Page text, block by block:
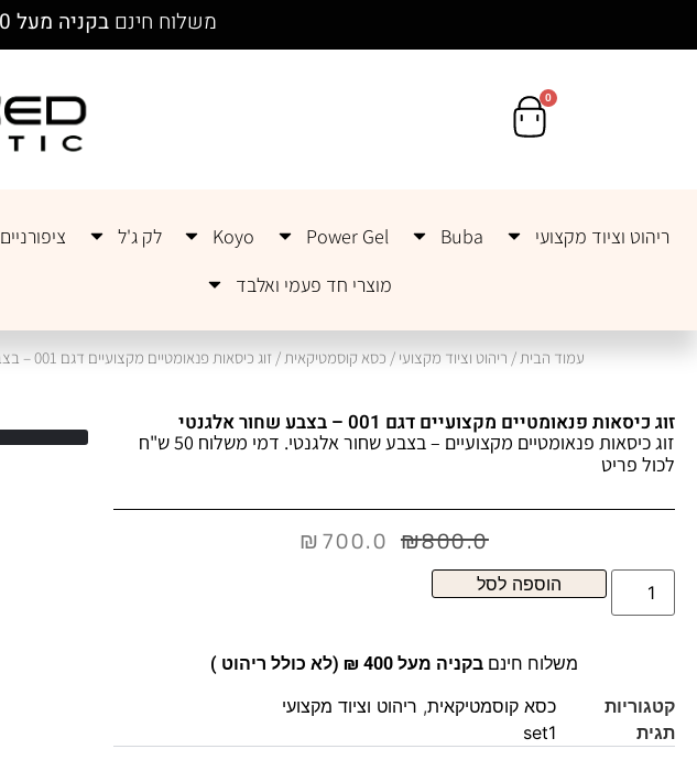
משלוח חינם בקניה מעל 400 ₪ (לא כולל ריהוט )
0
ריהוט וציוד מקצועי Buba
Power Gel
Koyo לק ג'ל ציפורניים
מוצרי חד פעמי ואלבד
עמוד הבית/ ריהוט וציוד מקצועי / כסא קוסמטיקאית/ זוג כיסאות פנאומטיים מקצועיים דגם 001 – בצבע שחור אלגנטי
זוג כיסאות פנאומטיים מקצועיים דגם 001 – בצבע שחור אלגנטי
זוג כיסאות פנאומטיים מקצועיים – בצבע שחור אלגנטי. דמי משלוח 50 ש"ח
לכול פריט
₪800.0
₪700.0
הוספה לסל
משלוח חינם בקניה מעל 400 ₪ (לא כולל ריהוט )
קטגוריות כסא קוסמטיקאית, ריהוט וציוד מקצועי
תגית
set1